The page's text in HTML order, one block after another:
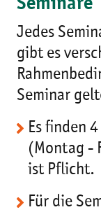
Seminare
Jedes
gibt es
Seminar
Es finden
(Montag -
ist Pflicht.
Für die